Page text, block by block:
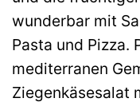
wunderbar mit
Pasta und Pizza.
mediterranen
Ziegenkäsesalat